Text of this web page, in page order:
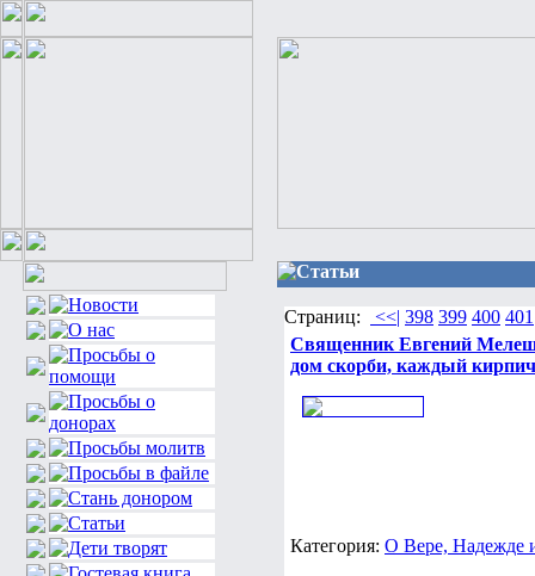
Статьи
Страниц: <<| 398 399 400 401
Священник Евгений
дом скорби, каждый кирпич
Категория: О Вере, Надежде